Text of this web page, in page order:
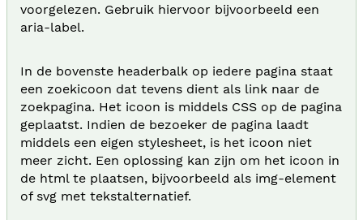
voorgelezen. Gebruik hiervoor bijvoorbeeld een
aria-label.
In de bovenste headerbalk op iedere pagina staat
een zoekicoon dat tevens dient als link naar de
zoekpagina. Het icoon is middels CSS op de pagina
geplaatst. Indien de bezoeker de pagina laadt
middels een eigen stylesheet, is het icoon niet
meer zicht. Een oplossing kan zijn om het icoon in
de html te plaatsen, bijvoorbeeld als img-element
of svg met tekstalternatief.